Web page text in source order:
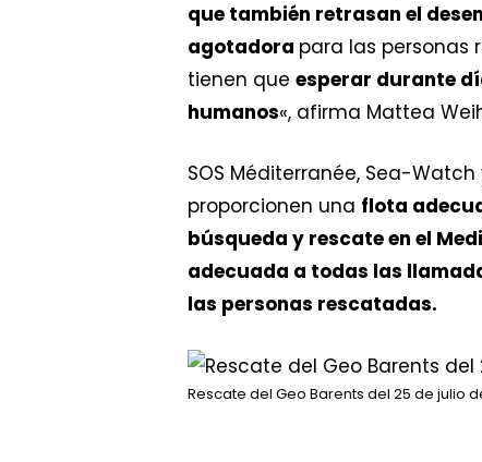
que también retrasan el
agotadora para las personas
tienen que esperar durante
humanos«, afirma Mattea
SOS Méditerranée, Sea-
proporcionen una flota
búsqueda y rescate en el
adecuada a todas las
las personas rescatadas.
Rescate del Geo Barents del 25 de julio